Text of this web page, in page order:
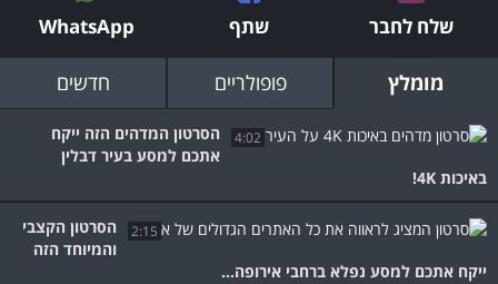
שלח לחבר שתף WhatsApp
מומלץ פופולריים חדשים
4:02
הסרטון המדהים הזה ייקח
אתכם למסע בעיר דבלין
באיכות 4K!
2:15
הסרטון הקצבי
והמיוחד הזה
ייקח אתכם למסע נפלא ברחבי אירופה...